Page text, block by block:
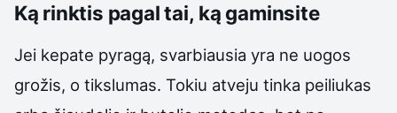
Ką rinktis pagal tai, ką gaminsite
Jei kepate pyragą, svarbiausia yra ne uogos
grožis, o tikslumas. Tokiu atveju tinka peiliukas